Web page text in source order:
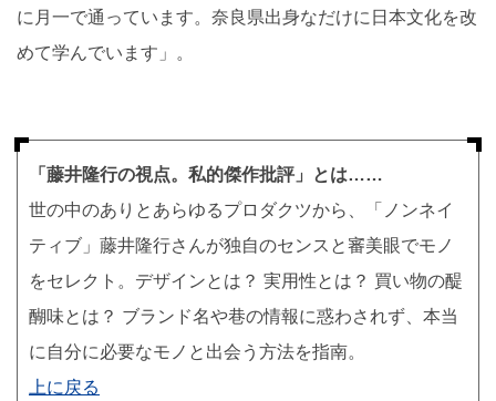
に月一で通っています。奈良県出身なだけに日本文化を改
めて学んでいます」。
「藤井隆行の視点。私的傑作批評」とは……
世の中のありとあらゆるプロダクツから、「ノンネイ
ティブ」藤井隆行さんが独自のセンスと審美眼でモノ
をセレクト。デザインとは？ 実用性とは？ 買い物の醍
醐味とは？ ブランド名や巷の情報に惑わされず、本当
に自分に必要なモノと出会う方法を指南。
上に戻る